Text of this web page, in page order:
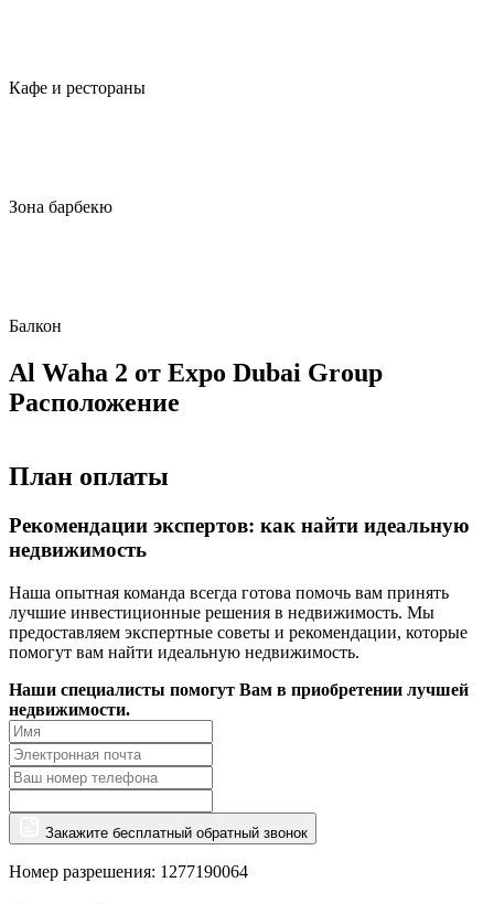
Кафе и рестораны
Зона барбекю
Балкон
Al Waha 2 от Expo Dubai Group
Расположение
План оплаты
Рекомендации экспертов: как найти идеальную
недвижимость
Наша опытная команда всегда готова помочь вам принять
лучшие инвестиционные решения в недвижимость. Мы
предоставляем экспертные советы и рекомендации, которые
помогут вам найти идеальную недвижимость.
Наши специалисты помогут Вам в приобретении лучшей
недвижимости.
Закажите бесплатный обратный звонок
Номер разрешения: 1277190064